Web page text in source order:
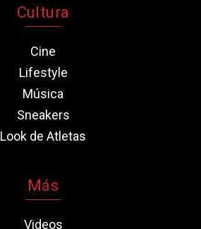
Cultura
Cine
Lifestyle
Música
Sneakers
Look de Atletas
Más
Videos